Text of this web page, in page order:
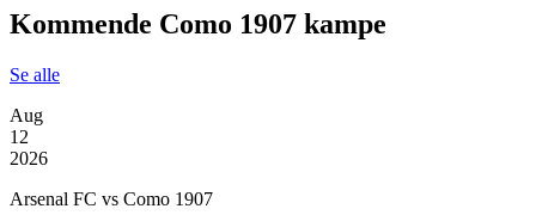
Kommende Como 1907 kampe
Se alle
Aug
12
2026
Arsenal FC vs Como 1907